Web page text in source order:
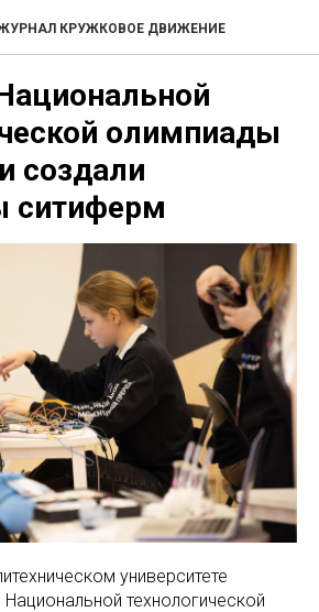
КРУЖКОВОЕ ДВИЖЕНИЕ
олимпиады
создали
ситиферм
университете
технологической